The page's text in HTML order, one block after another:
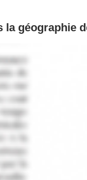
la géographie